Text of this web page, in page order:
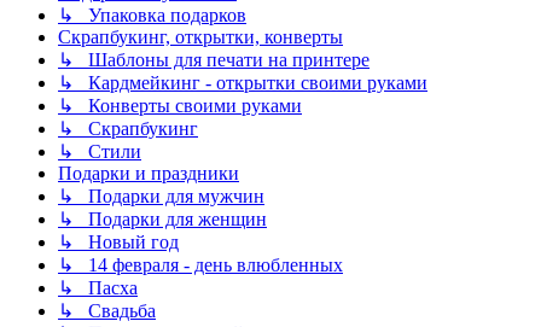
↳ Упаковка подарков
Скрапбукинг, открытки, конверты
↳ Шаблоны для печати на принтере
↳ Кардмейкинг - открытки своими руками
↳ Конверты своими руками
↳ Скрапбукинг
↳ Стили
Подарки и праздники
↳ Подарки для мужчин
↳ Подарки для женщин
↳ Новый год
↳ 14 февраля - день влюбленных
↳ Пасха
↳ Свадьба